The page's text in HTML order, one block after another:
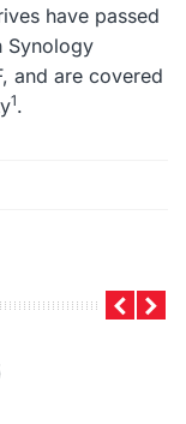
have passed
Synology
and are covered
1.